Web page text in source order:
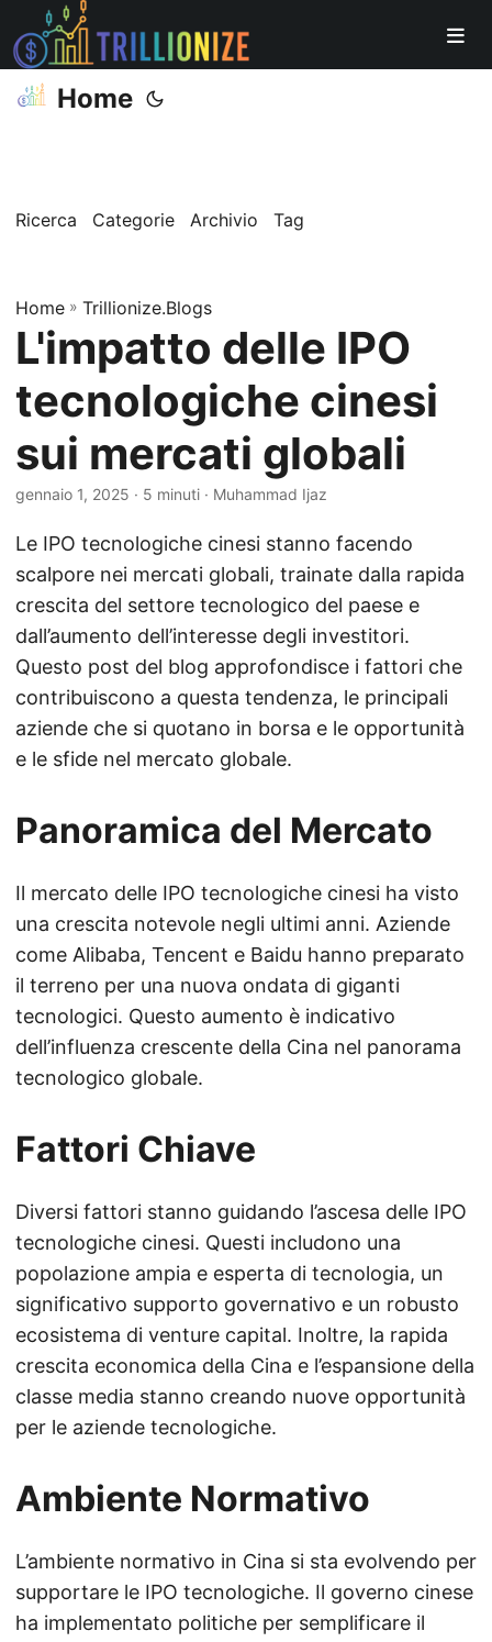
Home
Ricerca Categorie Archivio Tag
Home » Trillionize.Blogs
L'impatto delle IPO
tecnologiche cinesi
sui mercati globali
gennaio 1, 2025 · 5 minuti · Muhammad Ijaz
Le IPO tecnologiche cinesi stanno facendo
scalpore nei mercati globali, trainate dalla rapida
crescita del settore tecnologico del paese e
dall’aumento dell’interesse degli investitori.
Questo post del blog approfondisce i fattori che
contribuiscono a questa tendenza, le principali
aziende che si quotano in borsa e le opportunità
e le sfide nel mercato globale.
Panoramica del Mercato
Il mercato delle IPO tecnologiche cinesi ha visto
una crescita notevole negli ultimi anni. Aziende
come Alibaba, Tencent e Baidu hanno preparato
il terreno per una nuova ondata di giganti
tecnologici. Questo aumento è indicativo
dell’influenza crescente della Cina nel panorama
tecnologico globale.
Fattori Chiave
Diversi fattori stanno guidando l’ascesa delle IPO
tecnologiche cinesi. Questi includono una
popolazione ampia e esperta di tecnologia, un
significativo supporto governativo e un robusto
ecosistema di venture capital. Inoltre, la rapida
crescita economica della Cina e l’espansione della
classe media stanno creando nuove opportunità
per le aziende tecnologiche.
Ambiente Normativo
L’ambiente normativo in Cina si sta evolvendo per
supportare le IPO tecnologiche. Il governo cinese
ha implementato politiche per semplificare il